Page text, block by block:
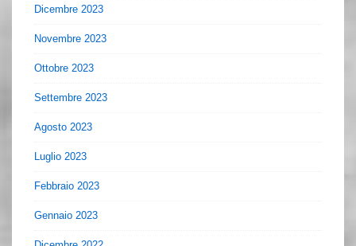
Dicembre 2023
Novembre 2023
Ottobre 2023
Settembre 2023
Agosto 2023
Luglio 2023
Febbraio 2023
Gennaio 2023